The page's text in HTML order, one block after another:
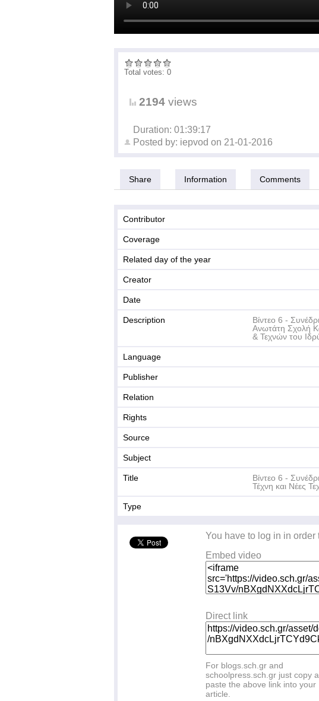
Total votes: 0
2194 views
Duration: 01:39:17
Posted by: iepvod on 21-01-2016
Share Information Comments
Contributor
Coverage
Related day of the year
Creator
Date
Description
Βίντεο 6 -
Ανωτάτη Σχολή
& Τεχνών του
Language
Publisher
Relation
Rights
Source
Subject
Title
Βίντεο 6 -
Τέχνη και Νέες
Type
You have to log in in
Embed video
Direct link
For blogs.sch.gr and
schoolpress.sch.gr just copy
paste the above link into your
article.